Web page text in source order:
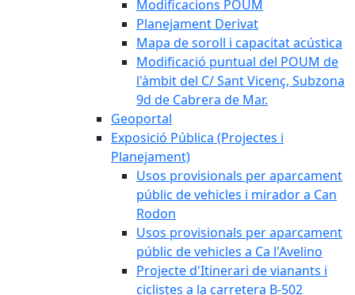
Modificacions POUM
Planejament Derivat
Mapa de soroll i capacitat acústica
Modificació puntual del POUM de
l'àmbit del C/ Sant Vicenç, Subzona
9d de Cabrera de Mar.
Geoportal
Exposició Pública (Projectes i
Planejament)
Usos provisionals per aparcament
públic de vehicles i mirador a Can
Rodon
Usos provisionals per aparcament
públic de vehicles a Ca l'Avelino
Projecte d'Itinerari de vianants i
ciclistes a la carretera B-502